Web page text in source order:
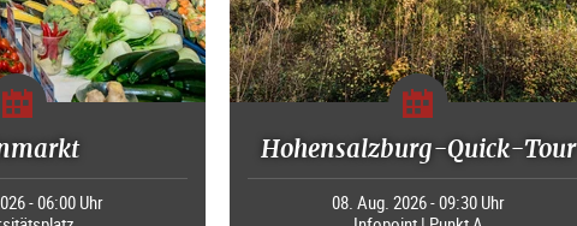
- 06:00 Uhr
Hohensalzburg-Quick-Tour
08. Aug. 2026 - 09:30 Uhr